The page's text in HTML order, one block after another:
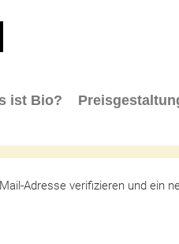
Dropdown
ist Bio?
Adresse verifizieren und ein